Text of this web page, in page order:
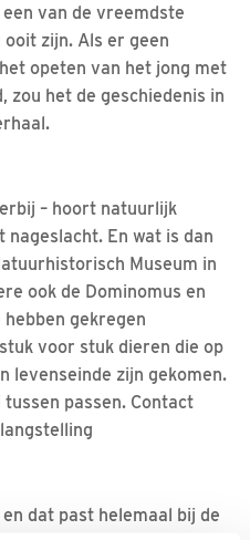
van de vreemdste
zijn. Als er geen
opeten van het jong met
zou het de geschiedenis in
– hoort natuurlijk
En wat is dan
Museum in
ook de Dominomus en
gekregen
voor stuk dieren die op
levenseinde zijn gekomen.
tussen passen. Contact
dat past helemaal bij de